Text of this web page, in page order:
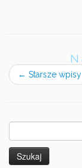
← Starsze wpisy